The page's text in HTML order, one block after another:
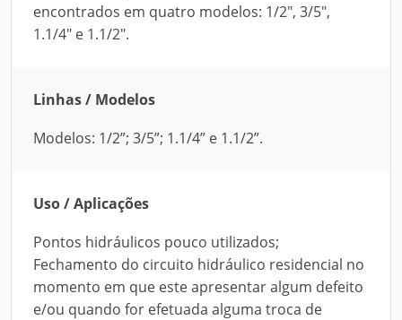
encontrados em quatro modelos: 1/2", 3/5",
1.1/4" e 1.1/2".
Linhas / Modelos
Modelos: 1/2”; 3/5”; 1.1/4” e 1.1/2”.
Uso / Aplicações
Pontos hidráulicos pouco utilizados;
Fechamento do circuito hidráulico residencial no
momento em que este apresentar algum defeito
e/ou quando for efetuada alguma troca de